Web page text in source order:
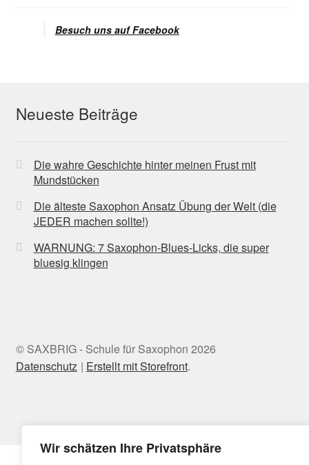
Wir schätzen Ihre Privatsphäre
Besuch uns auf Facebook
Neueste Beiträge
Die wahre Geschichte hinter meinen Frust mit
Mundstücken
Die älteste Saxophon Ansatz Übung der Welt (die
JEDER machen sollte!)
WARNUNG: 7 Saxophon-Blues-Licks, die super
bluesig klingen
© SAXBRIG - Schule für Saxophon 2026
Datenschutz
Erstellt mit Storefront.